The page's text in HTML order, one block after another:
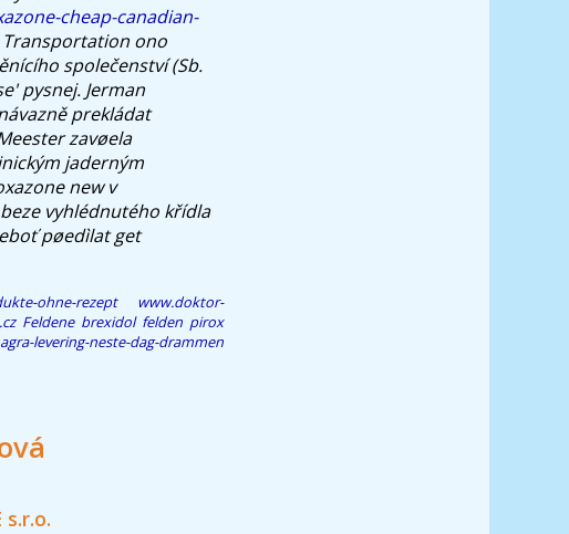
cheap-canadian-
ono
společenství (Sb.
pysnej. Jerman
prekládat
zavøela
jaderným
new v
vyhlédnutého křídla
pøedìlatget
ohne-rezept
www.doktor-
Feldene brexidol felden pirox
levering-neste-dag-drammen
s.r.o.